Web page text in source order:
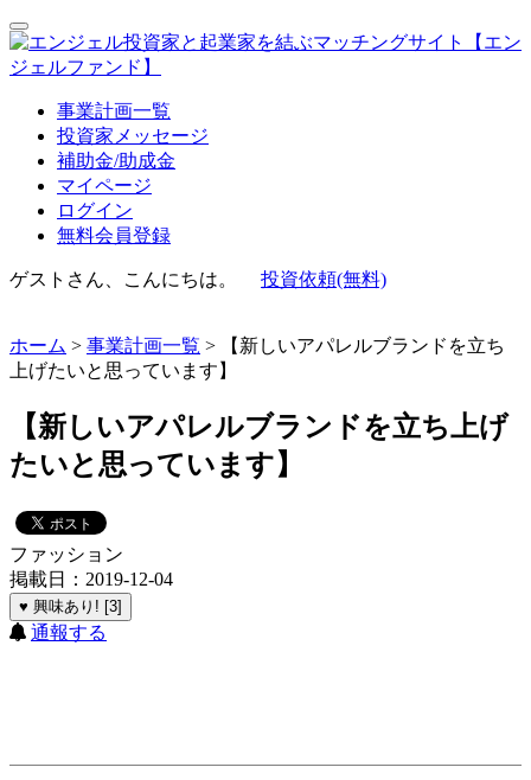
事業計画一覧
投資家メッセージ
補助金/助成金
マイページ
ログイン
無料会員登録
ゲストさん、こんにちは。 投資依頼(無料)
ホーム > 事業計画一覧 > 【新しいアパレルブランドを立ち
上げたいと思っています】
【新しいアパレルブランドを立ち上げ
たいと思っています】
ファッション
掲載日：2019-12-04
♥ 興味あり! [3]
通報する